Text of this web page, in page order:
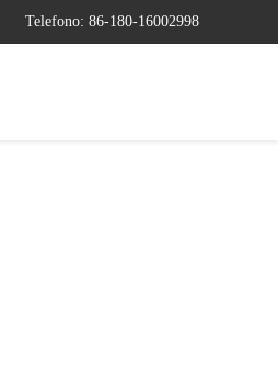
Telefono: 86-180-16002998